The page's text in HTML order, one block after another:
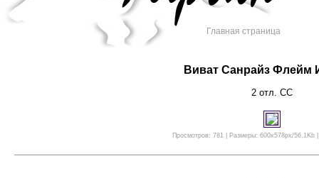
Главная страница
Виват Санрайз Флейм
2 отл. СС
Просмотров: 781 | Размеры: 600x578px/56.1Kb